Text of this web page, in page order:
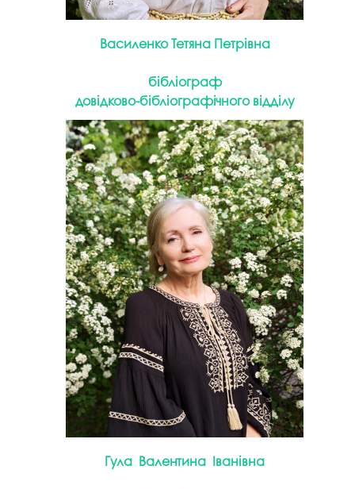
Василенко Тетяна Петрівна
бібліограф
довідково-бібліографічного відділу
Гула Валентина Іванівна